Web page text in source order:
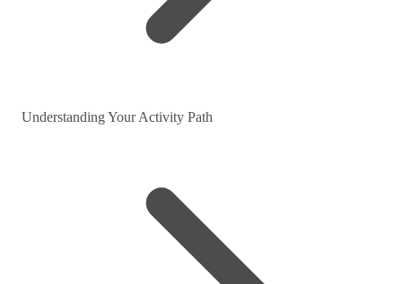
Understanding Your Activity Path